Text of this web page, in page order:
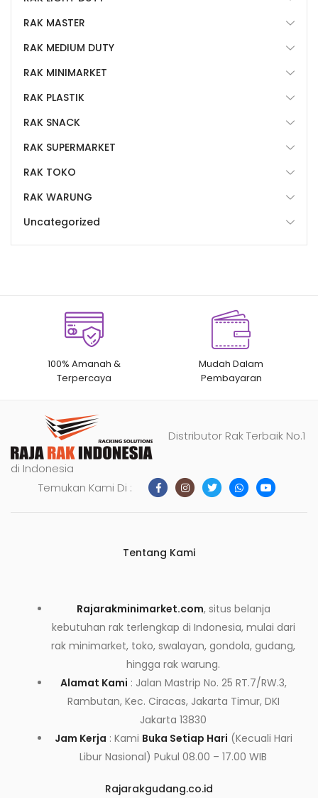
RAK MASTER
RAK MEDIUM DUTY
RAK MINIMARKET
RAK PLASTIK
RAK SNACK
RAK SUPERMARKET
RAK TOKO
RAK WARUNG
Uncategorized
100% Amanah &
Terpercaya
Mudah Dalam
Pembayaran
Distributor Rak Terbaik No.1
di Indonesia
Temukan Kami Di :
Tentang Kami
Rajarakminimarket.com, situs belanja
kebutuhan rak terlengkap di Indonesia, mulai dari
rak minimarket, toko, swalayan, gondola, gudang,
hingga rak warung.
Alamat Kami : Jalan Mastrip No. 25 RT.7/RW.3,
Rambutan, Kec. Ciracas, Jakarta Timur, DKI
Jakarta 13830
Jam Kerja : Kami Buka Setiap Hari (Kecuali Hari
Libur Nasional) Pukul 08.00 – 17.00 WIB
Rajarakgudang.co.id